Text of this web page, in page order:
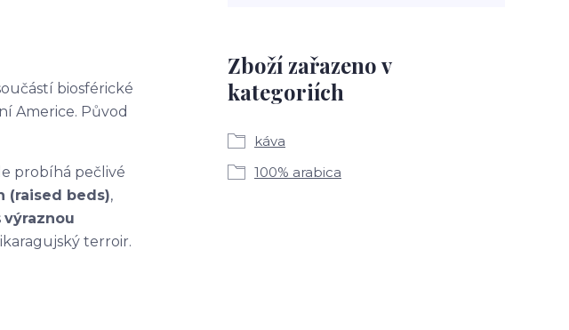
biosférické
Americe. Původ
probíhá pečlivé
(raised beds),
výraznou
terroir.
Zboží zařazeno v
kategoriích
káva
100% arabica